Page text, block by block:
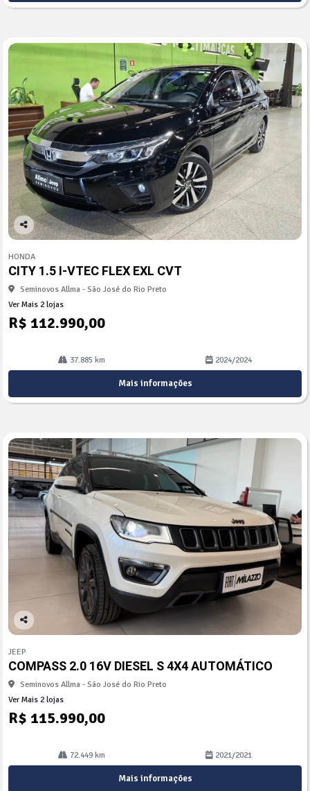
Co
arti
lhe
HONDA
CITY 1.5 I-VTEC FLEX EXL CVT
Seminovos Allma - São José do Rio Preto
Ver Mais 2 lojas
R$ 112.990,00
37.885 km 2024/2024
Mais informações
Co
arti
lhe
JEEP
COMPASS 2.0 16V DIESEL S 4X4 AUTOMÁTICO
Seminovos Allma - São José do Rio Preto
Ver Mais 2 lojas
R$ 115.990,00
72.449 km 2021/2021
Mais informações